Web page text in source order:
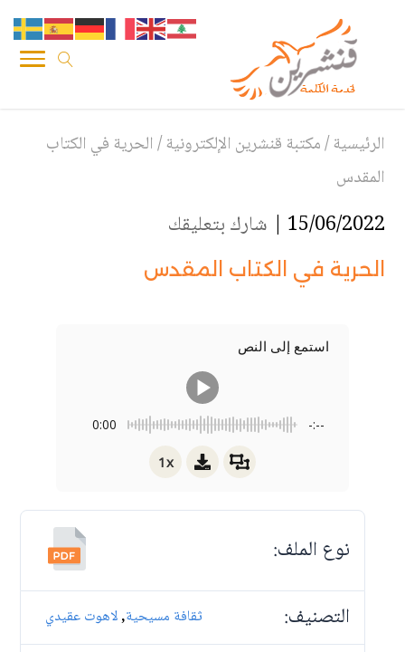
الرئيسية/مكتبة قنشرين الإلكترونية/الحرية في الكتاب
المقدس
15/06/2022 | شارك بتعليقك
الحرية في الكتاب المقدس
استمع إلى النص
0:00 -:--
1x
نوع الملف:
التصنيف:
ثقافة مسيحية,لاهوت عقيدي